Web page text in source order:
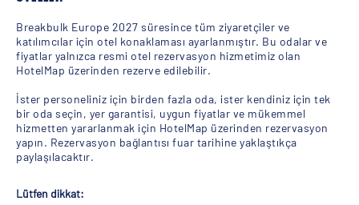
Breakbulk Europe 2027 süresince tüm ziyaretçiler ve
katılımcılar için otel konaklaması ayarlanmıştır. Bu odalar ve
fiyatlar yalnızca resmi otel rezervasyon hizmetimiz olan
HotelMap üzerinden rezerve edilebilir.
İster personeliniz için birden fazla oda, ister kendiniz için tek
bir oda seçin, yer garantisi, uygun fiyatlar ve mükemmel
hizmetten yararlanmak için HotelMap üzerinden rezervasyon
yapın. Rezervasyon bağlantısı fuar tarihine yaklaştıkça
paylaşılacaktır.
Lütfen dikkat: